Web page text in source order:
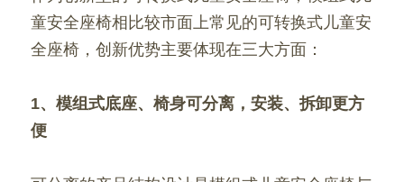
童安全座椅相比较市面上常见的可转换式儿童安
全座椅，创新优势主要体现在三大方面：
1、模组式底座、椅身可分离，安装、拆卸更方
便